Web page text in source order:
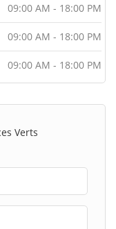
09:00 AM - 18:00 PM
09:00 AM - 18:00 PM
09:00 AM - 18:00 PM
Verts